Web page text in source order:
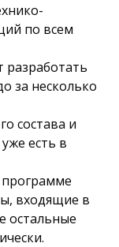
по всем
за несколько
состава и
есть в
программе
входящие в
остальные